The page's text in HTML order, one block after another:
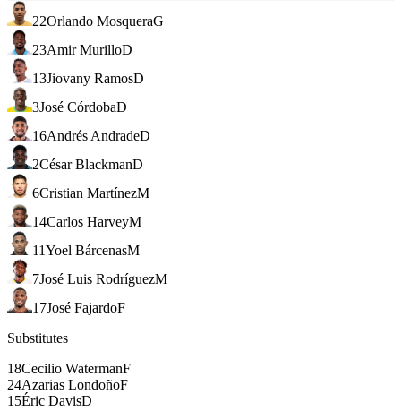
22Orlando MosqueraG
23Amir MurilloD
13Jiovany RamosD
3José CórdobaD
16Andrés AndradeD
2César BlackmanD
6Cristian MartínezM
14Carlos HarveyM
11Yoel BárcenasM
7José Luis RodríguezM
17José FajardoF
Substitutes
18Cecilio WatermanF
24Azarias LondoñoF
15Éric DavisD